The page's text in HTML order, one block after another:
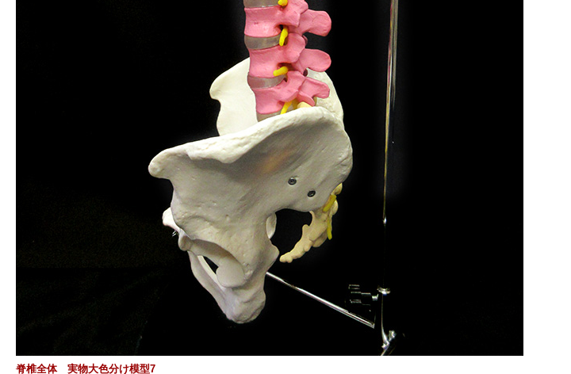
脊椎全体 実物大色分け模型7